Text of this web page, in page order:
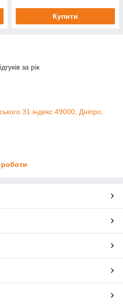
Купити
за рік
31 індекс 49000, Дніпро,
роботи